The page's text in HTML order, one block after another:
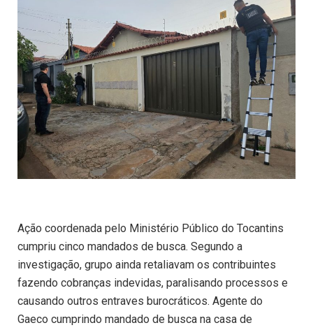
Ação coordenada pelo Ministério Público do Tocantins
cumpriu cinco mandados de busca. Segundo a
investigação, grupo ainda retaliavam os contribuintes
fazendo cobranças indevidas, paralisando processos e
causando outros entraves burocráticos. Agente do
Gaeco cumprindo mandado de busca na casa de